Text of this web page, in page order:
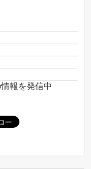
報を発信中